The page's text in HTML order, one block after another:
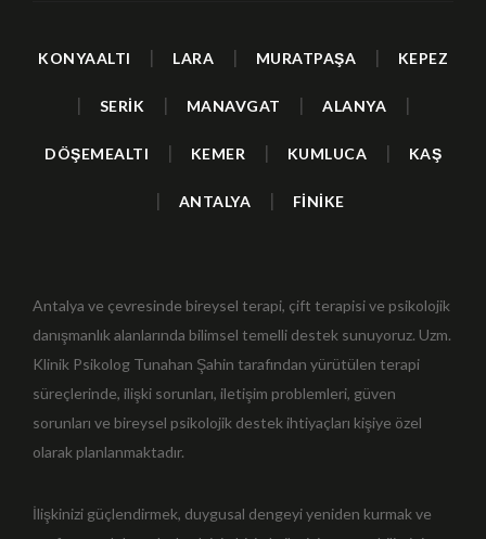
KONYAALTI LARA MURATPAŞA KEPEZ
SERİK MANAVGAT ALANYA
DÖŞEMEALTI KEMER KUMLUCA KAŞ
ANTALYA FİNİKE
Antalya ve çevresinde bireysel terapi, çift terapisi ve psikolojik
danışmanlık alanlarında bilimsel temelli destek sunuyoruz. Uzm.
Klinik Psikolog Tunahan Şahin tarafından yürütülen terapi
süreçlerinde, ilişki sorunları, iletişim problemleri, güven
sorunları ve bireysel psikolojik destek ihtiyaçları kişiye özel
olarak planlanmaktadır.
İlişkinizi güçlendirmek, duygusal dengeyi yeniden kurmak ve